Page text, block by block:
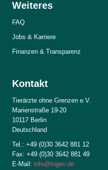
Weiteres
FAQ
Jobs & Karriere
Finanzen & Transparenz
Kontakt
Tierärzte ohne Grenzen e.V.
Marienstraße 19-20
10117 Berlin
Deutschland
Tel.: +49 (0)30 3642 881 12
Fax: +49 (0)30 3642 881 49
E-Mail: info@togev.de